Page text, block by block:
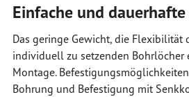
Einfache und
Das geringe Gewicht, die Flexibilität
individuell zu setzenden Bohrlöcher
Montage.
Bohrung und Befestigung mit